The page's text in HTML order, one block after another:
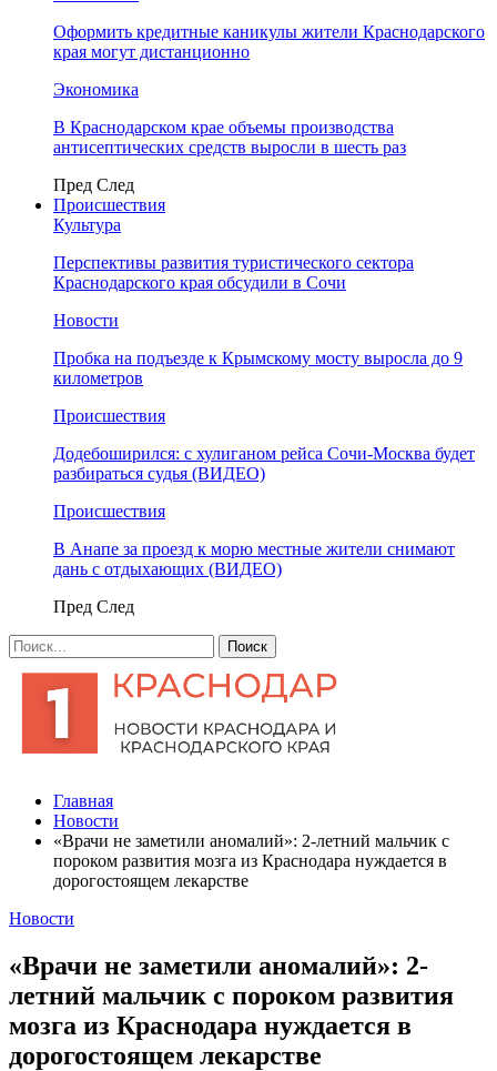
Оформить кредитные каникулы жители Краснодарского
края могут дистанционно
Экономика
В Краснодарском крае объемы производства
антисептических средств выросли в шесть раз
Пред След
Происшествия
Культура
Перспективы развития туристического сектора
Краснодарского края обсудили в Сочи
Новости
Пробка на подъезде к Крымскому мосту выросла до 9
километров
Происшествия
Додебоширился: с хулиганом рейса Сочи-Москва будет
разбираться судья (ВИДЕО)
Происшествия
В Анапе за проезд к морю местные жители снимают
дань с отдыхающих (ВИДЕО)
Пред След
Главная
Новости
«Врачи не заметили аномалий»: 2-летний мальчик с
пороком развития мозга из Краснодара нуждается в
дорогостоящем лекарстве
Новости
«Врачи не заметили аномалий»: 2-
летний мальчик с пороком развития
мозга из Краснодара нуждается в
дорогостоящем лекарстве